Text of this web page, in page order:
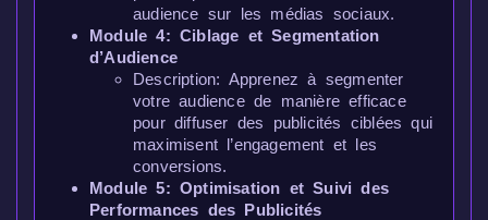
audience sur les médias sociaux.
Module 4: Ciblage et Segmentation
d’Audience
Description: Apprenez à segmenter
votre audience de manière efficace
pour diffuser des publicités ciblées qui
maximisent l’engagement et les
conversions.
Module 5: Optimisation et Suivi des
Performances des Publicités